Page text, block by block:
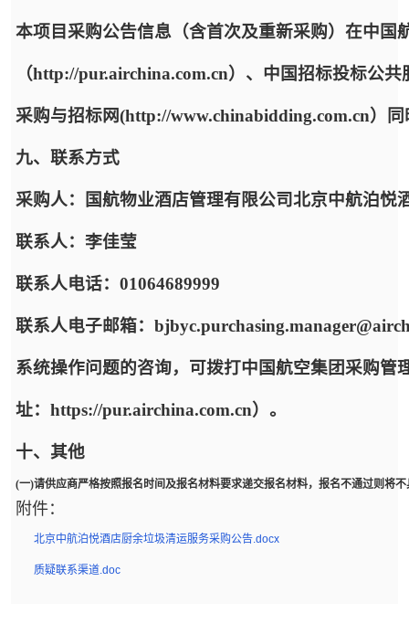
本项目采购公告信息（含首次及重新采购）在中国
（http://pur.airchina.com.cn）、中国招标投标公
采购与招标网(http://www.chinabidding.com.cn）
九、联系方式
采购人：国航物业酒店管理有限公司北京中航泊悦
联系人：李佳莹
联系人电话：01064689999
联系人电子邮箱：
系统操作问题的咨询，可拨打中国航空集团采购
址：https://pur.airchina.com.cn）。
十、其他
(一)请供应商严格按照报名时间及报名材料要求递交报名材料，报名不通过则将
附件：
北京中航泊悦酒店厨余垃圾清运服务采购公告.docx
质疑联系渠道.doc